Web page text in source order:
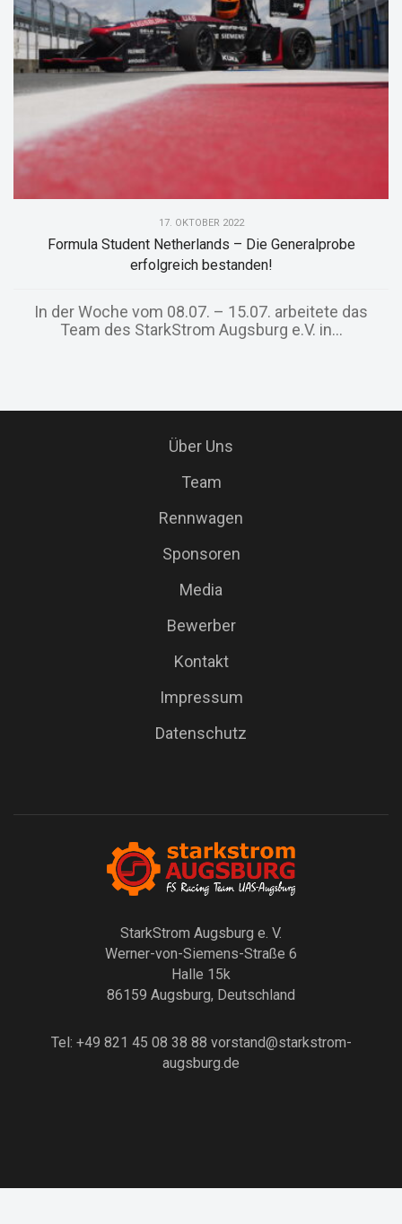
17. OKTOBER 2022
Formula Student Netherlands – Die Generalprobe
erfolgreich bestanden!
In der Woche vom 08.07. – 15.07. arbeitete das
Team des StarkStrom Augsburg e.V. in...
Über Uns
Team
Rennwagen
Sponsoren
Media
Bewerber
Kontakt
Impressum
Datenschutz
StarkStrom Augsburg e. V.
Werner-von-Siemens-Straße 6
Halle 15k
86159 Augsburg, Deutschland
Tel: +49 821 45 08 38 88 vorstand@starkstrom-
augsburg.de